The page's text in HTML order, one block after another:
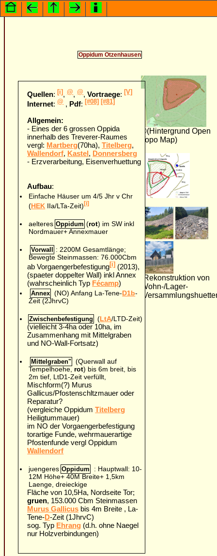
Oppidum Otzenhausen
©(Hintergrund Open
Topo Map)
(Rekonstruktion von
Wohn-/Lager-
/
Quellen:[i] ,@,@,Vortraege:[V]
Internet:@, Pdf:[#08] [#81]
Allgemein:
- Eines der 6 grossen Oppida
innerhalb des Treverer-Raumes
vergl: Martberg(70ha),Titelberg,
Wallendorf, Kastel, Donnersberg
- Erzverarbeitung, Eisenverhuettung
Aufbau:
Einfache Häuser um 4/5 Jhr v Chr
(HEK IIa/LTa-Zeit)[i]
aelteresOppidum(rot) im SW inkl
Nordmauer+ Annexmauer
Vorwall : 2200M Gesamtlänge;
Bewegte Steinmassen: 76.000Cbm
ab Vorgaengerbefestigung[i] (2013),
(spaeter doppelter Wall) inkl Annex
(wahrscheinlich Typ Fécamp)
Annex(NO) Anfang La-Tene-D1b-
Zeit (2JhrvC)
Zwischenbefestigung(LtA/LTD-Zeit)
(vielleicht 3-4ha oder 10ha, im
Zusammenhang mit Mittelgraben
und NO-Wall-Fortsatz)
Mittelgraben"(Querwall auf
Tempelhoehe, rot) bis 6m breit, bis
2m tief, LtD1-Zeit verfüllt,
Mischform(?) Murus
Gallicus/Pfostenschltzmauer oder
Reparatur?
(vergleiche OppidumTitelberg
Heiligtummauer)
im NO der Vorgaengerbefestigung
torartige Funde, wehrmauerartige
Pfostenfunde vergl Oppidum
Wallendorf
juengeresOppidum: Hauptwall: 10-
12M Höhe+ 40M Breite+ 1,5km
Laenge, dreieckige
Fläche von 10,5Ha, Nordseite Tor;
gruen, 153.000 Cbm Steinmassen
Murus Gallicus bis 4m Breite , La-
Tene-D-Zeit (1JhrvC)
sog. Typ Ehrang (d.h. ohne Naegel
nur Holzverbindungen)